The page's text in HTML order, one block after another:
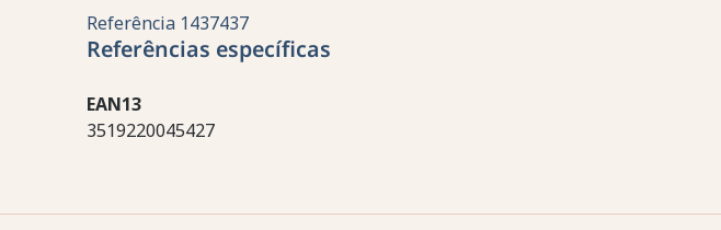
Referência 1437437
Referências específicas
EAN13
3519220045427